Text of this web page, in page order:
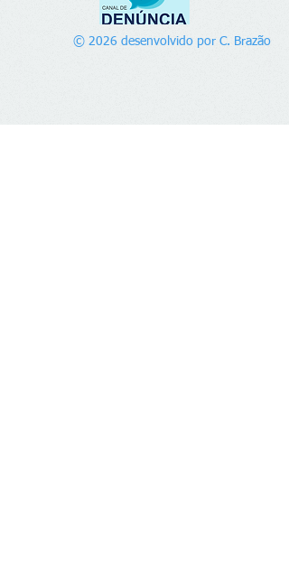
© 2026 desenvolvido por C. Brazão